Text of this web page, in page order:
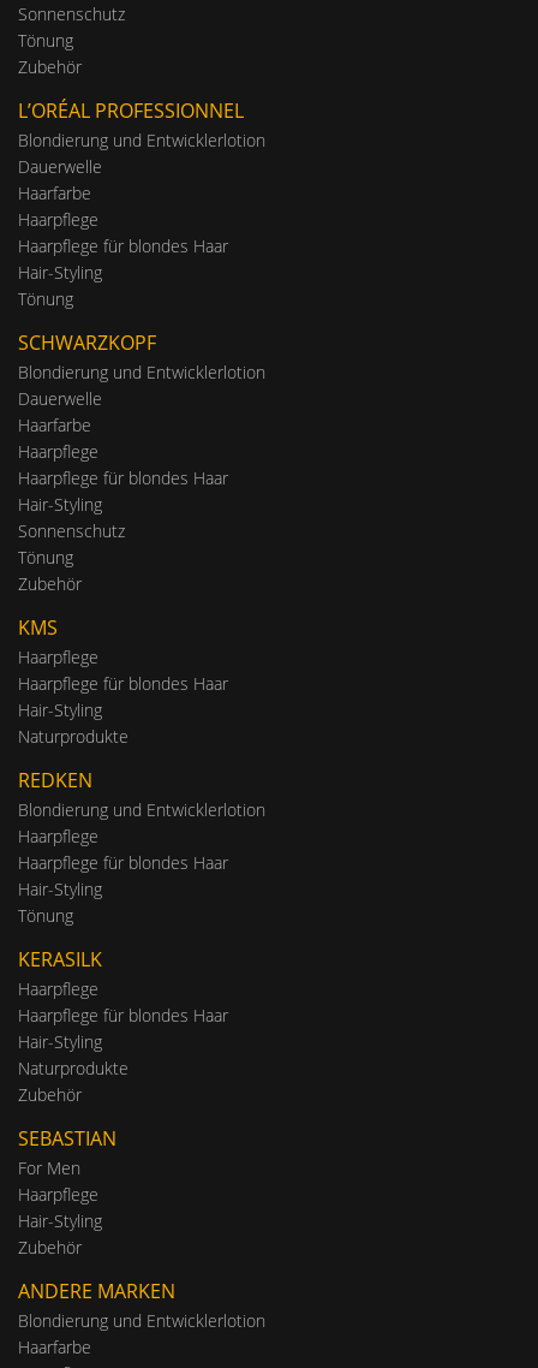
Sonnenschutz
Tönung
Zubehör
L’ORÉAL PROFESSIONNEL
Blondierung und Entwicklerlotion
Dauerwelle
Haarfarbe
Haarpflege
Haarpflege für blondes Haar
Hair-Styling
Tönung
SCHWARZKOPF
Blondierung und Entwicklerlotion
Dauerwelle
Haarfarbe
Haarpflege
Haarpflege für blondes Haar
Hair-Styling
Sonnenschutz
Tönung
Zubehör
KMS
Haarpflege
Haarpflege für blondes Haar
Hair-Styling
Naturprodukte
REDKEN
Blondierung und Entwicklerlotion
Haarpflege
Haarpflege für blondes Haar
Hair-Styling
Tönung
KERASILK
Haarpflege
Haarpflege für blondes Haar
Hair-Styling
Naturprodukte
Zubehör
SEBASTIAN
For Men
Haarpflege
Hair-Styling
Zubehör
ANDERE MARKEN
Blondierung und Entwicklerlotion
Haarfarbe